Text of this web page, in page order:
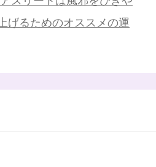
るためのオススメの運